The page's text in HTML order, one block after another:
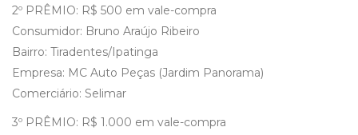
2º PRÊMIO: R$ 500 em vale-compra
Consumidor: Bruno Araújo Ribeiro
Bairro: Tiradentes/Ipatinga
Empresa: MC Auto Peças (Jardim Panorama)
Comerciário: Selimar
3º PRÊMIO: R$ 1.000 em vale-compra